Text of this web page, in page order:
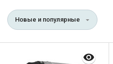
Новые и популярные